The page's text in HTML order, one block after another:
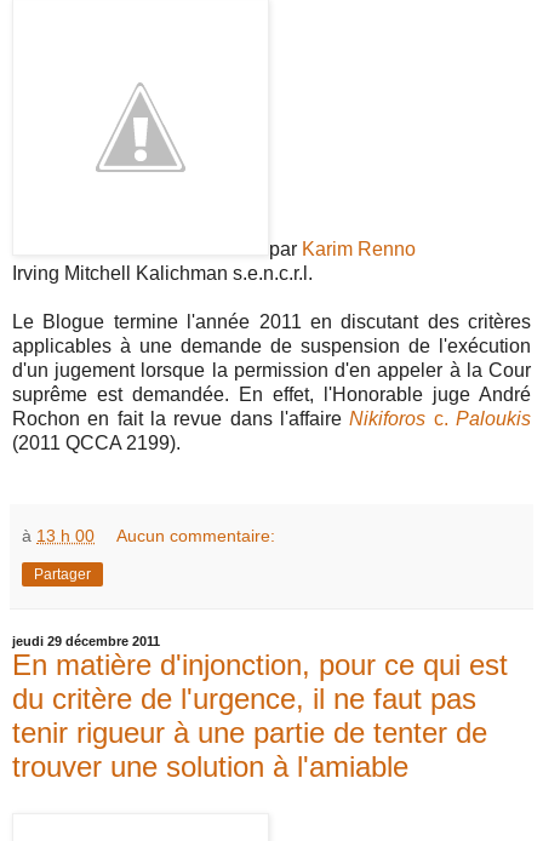
par Karim Renno
Irving Mitchell Kalichman s.e.n.c.r.l.
Le Blogue termine l'année 2011 en discutant des critères
applicables à une demande de suspension de l'exécution
d'un jugement lorsque la permission d'en appeler à la Cour
suprême est demandée. En effet, l'Honorable juge André
Rochon en fait la revue dans l'affaireNikiforos c.Paloukis
(2011 QCCA 2199).
à 13 h 00 Aucun commentaire:
Partager
jeudi 29 décembre 2011
En matière d'injonction, pour ce qui est
du critère de l'urgence, il ne faut pas
tenir rigueur à une partie de tenter de
trouver une solution à l'amiable